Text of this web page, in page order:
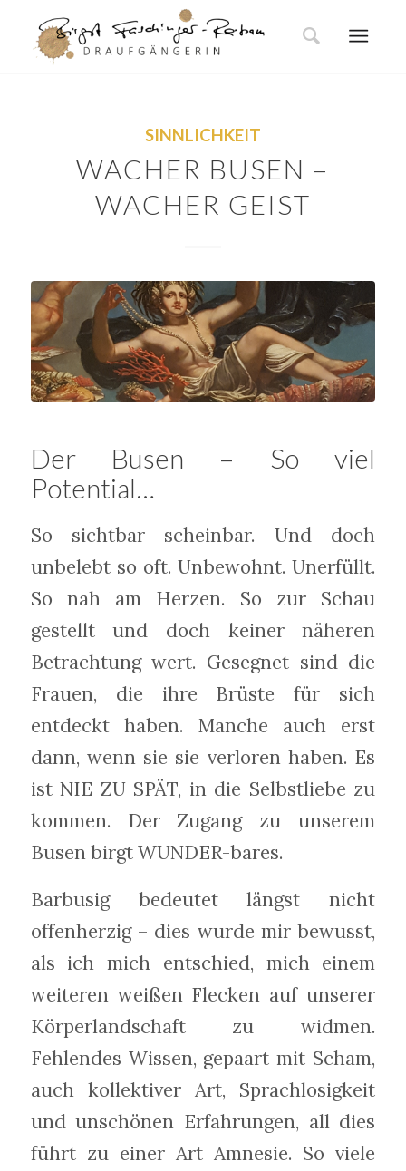
SINNLICHKEIT
WACHER BUSEN –
WACHER GEIST
Der Busen – So viel
Potential…
So sichtbar scheinbar. Und doch
unbelebt so oft. Unbewohnt. Unerfüllt.
So nah am Herzen. So zur Schau
gestellt und doch keiner näheren
Betrachtung wert. Gesegnet sind die
Frauen, die ihre Brüste für sich
entdeckt haben. Manche auch erst
dann, wenn sie sie verloren haben. Es
ist NIE ZU SPÄT, in die Selbstliebe zu
kommen. Der Zugang zu unserem
Busen birgt WUNDER-bares.
Barbusig bedeutet längst nicht
offenherzig – dies wurde mir bewusst,
als ich mich entschied, mich einem
weiteren weißen Flecken auf unserer
Körperlandschaft zu widmen.
Fehlendes Wissen, gepaart mit Scham,
auch kollektiver Art, Sprachlosigkeit
und unschönen Erfahrungen, all dies
führt zu einer Art Amnesie. So viele